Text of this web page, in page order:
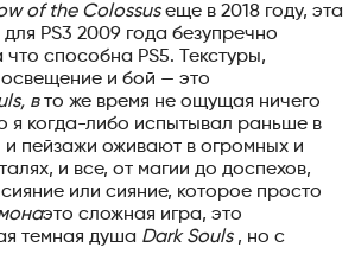
of the Colossusеще в 2018 году, эта
PS3 2009 года безупречно
способна PS5. Текстуры,
и бой — это
вто же время не ощущая ничего
я когда-либо испытывал раньше в
и пейзажи оживают в огромных и
и все, от магии до доспехов,
или сияние, которое просто
это сложная игра, это
темная душа Dark Souls, но с